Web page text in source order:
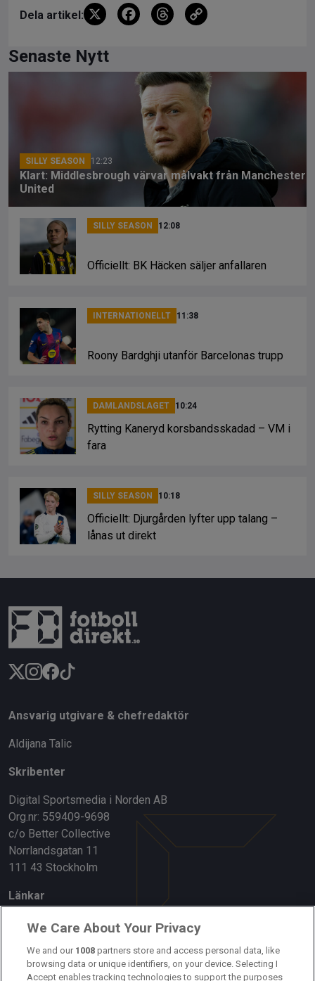
Dela artikel: X
F
b
o
o
k
T
a
d
s
Li
n
k
Senaste Nytt
SILLY SEASON 12:23
Klart: Middlesbrough värvar målvakt från Manchester
United
SILLY SEASON 12:08
Officiellt: BK Häcken säljer anfallaren
INTERNATIONELLT 11:38
Roony Bardghji utanför Barcelonas trupp
DAMLANDSLAGET 10:24
Rytting Kaneryd korsbandsskadad – VM i
fara
SILLY SEASON 10:18
Officiellt: Djurgården lyfter upp talang –
lånas ut direkt
Ansvarig utgivare & chefredaktör
Aldijana Talic
Skribenter
Digital Sportsmedia i Norden AB
Org.nr: 559409-9698
c/o Better Collective
Norrlandsgatan 11
111 43 Stockholm
Länkar
Om oss
Kontakta oss
We Care About Your Privacy
We and our 1008 partners store and access personal data, like
browsing data or unique identifiers, on your device. Selecting I
Accept enables tracking technologies to support the purposes